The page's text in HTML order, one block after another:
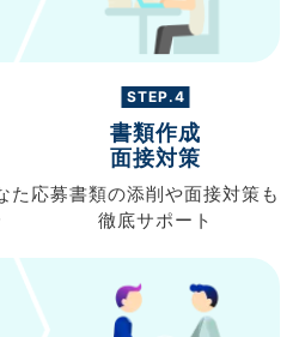
た
STEP.4
書類作成
面接対策
応募書類の添削や面接対策も
徹底サポート